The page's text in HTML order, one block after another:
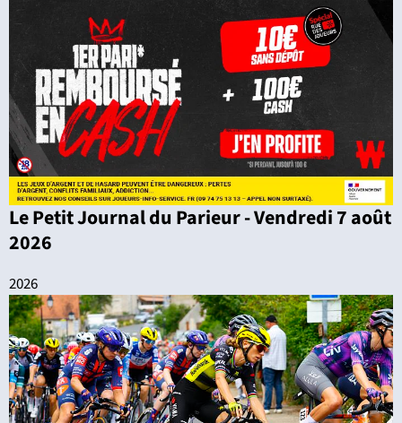
Le Petit Journal du Parieur - Vendredi 7 août
2026
2026